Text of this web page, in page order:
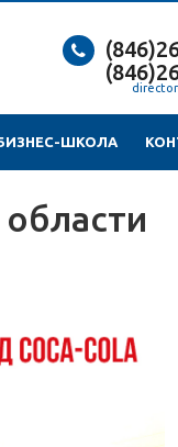
ШКОЛА